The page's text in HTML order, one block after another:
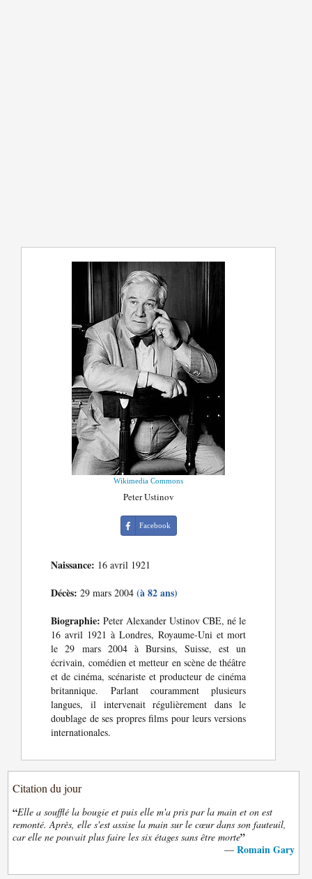
Wikimedia Commons
Peter Ustinov
Facebook
Naissance: 16 avril 1921
Décès: 29 mars 2004(à 82 ans)
Biographie: Peter Alexander Ustinov CBE, né le
16 avril 1921 à Londres, Royaume-Uni et mort
le 29 mars 2004 à Bursins, Suisse, est un
écrivain, comédien et metteur en scène de théâtre
et de cinéma, scénariste et producteur de cinéma
britannique. Parlant couramment plusieurs
langues, il intervenait régulièrement dans le
doublage de ses propres films pour leurs versions
internationales.
Citation du jour
“Elle a soufflé la bougie et puis elle m'a pris par la main et on est
remonté. Après, elle s'est assise la main sur le cœur dans son fauteuil,
car elle ne pouvait plus faire les six étages sans être morte”
— Romain Gary